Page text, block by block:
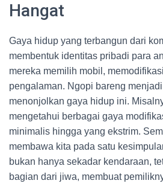
Hangat
Gaya hidup yang terbangun dari
membentuk identitas pribadi para
mereka memilih mobil,
pengalaman. Ngopi bareng
menonjolkan gaya hidup ini.
mengetahui berbagai gaya
minimalis hingga yang ekstrim.
membawa kita pada satu
bukan hanya sekadar kendaraan,
bagian dari jiwa, membuat